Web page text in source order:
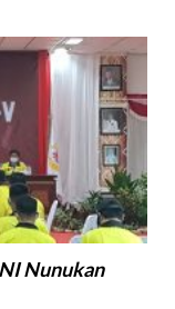
Nunukan